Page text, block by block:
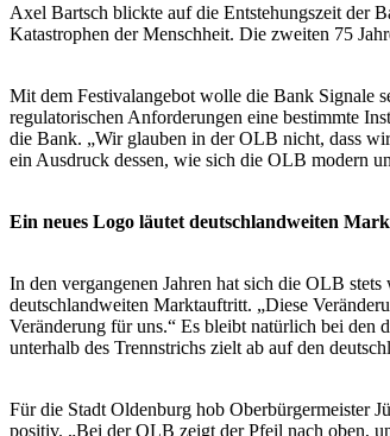
Axel Bartsch blickte auf die Entstehungszeit der
Katastrophen der Menschheit. Die zweiten 75
Mit dem Festivalangebot wolle die Bank Signale
regulatorischen Anforderungen eine bestimmte
die Bank. „Wir glauben in der OLB nicht, dass
ein Ausdruck dessen, wie sich die OLB modern
Ein neues Logo läutet deutschlandweiten
In den vergangenen Jahren hat sich die OLB
deutschlandweiten Marktauftritt. „Diese
Veränderung für uns.“ Es bleibt natürlich bei den
unterhalb des Trennstrichs zielt ab auf den
Für die Stadt Oldenburg hob Oberbürgermeister
positiv. „Bei der OLB zeigt der Pfeil nach oben,